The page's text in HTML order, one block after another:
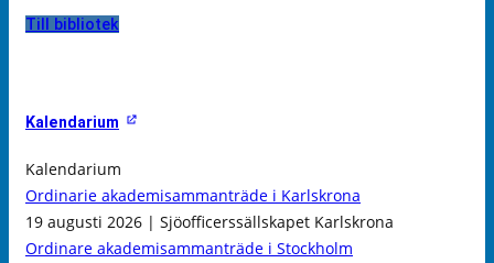
Till bibliotek
Kalendarium
Kalendarium
Ordinarie akademisammanträde i Karlskrona
19 augusti 2026 | Sjöofficerssällskapet Karlskrona
Ordinare akademisammanträde i Stockholm